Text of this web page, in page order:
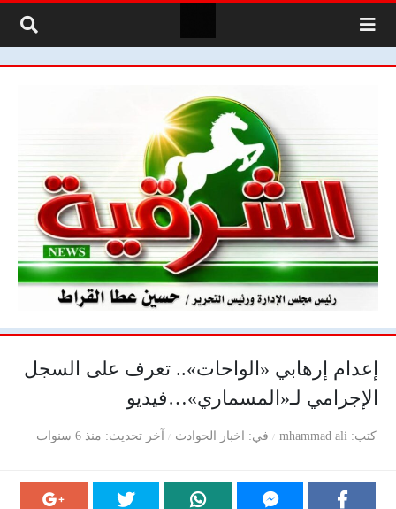
إعدام إرهابي «الواحات».. تعرف على السجل
الإجرامي لـ«المسماري»…فيديو
كتب mhammad ali في اخبار الحوادث آخر تحديث منذ 6 سنوات